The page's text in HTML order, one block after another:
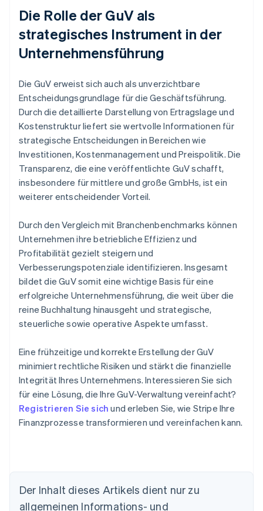
Die Rolle der GuV als
strategisches Instrument in der
Unternehmensführung
Die GuV erweist sich auch als unverzichtbare
Entscheidungsgrundlage für die Geschäftsführung.
Durch die detaillierte Darstellung von Ertragslage und
Kostenstruktur liefert sie wertvolle Informationen für
strategische Entscheidungen in Bereichen wie
Investitionen, Kostenmanagement und Preispolitik. Die
Transparenz, die eine veröffentlichte GuV schafft,
insbesondere für mittlere und große GmbHs, ist ein
weiterer entscheidender Vorteil.
Durch den Vergleich mit Branchenbenchmarks können
Unternehmen ihre betriebliche Effizienz und
Profitabilität gezielt steigern und
Verbesserungspotenziale identifizieren. Insgesamt
bildet die GuV somit eine wichtige Basis für eine
erfolgreiche Unternehmensführung, die weit über die
reine Buchhaltung hinausgeht und strategische,
steuerliche sowie operative Aspekte umfasst.
Eine frühzeitige und korrekte Erstellung der GuV
minimiert rechtliche Risiken und stärkt die finanzielle
Integrität Ihres Unternehmens. Interessieren Sie sich
für eine Lösung, die Ihre GuV-Verwaltung vereinfacht?
Registrieren Sie sich und erleben Sie, wie Stripe Ihre
Finanzprozesse transformieren und vereinfachen kann.
Der Inhalt dieses Artikels dient nur zu
allgemeinen Informations- und